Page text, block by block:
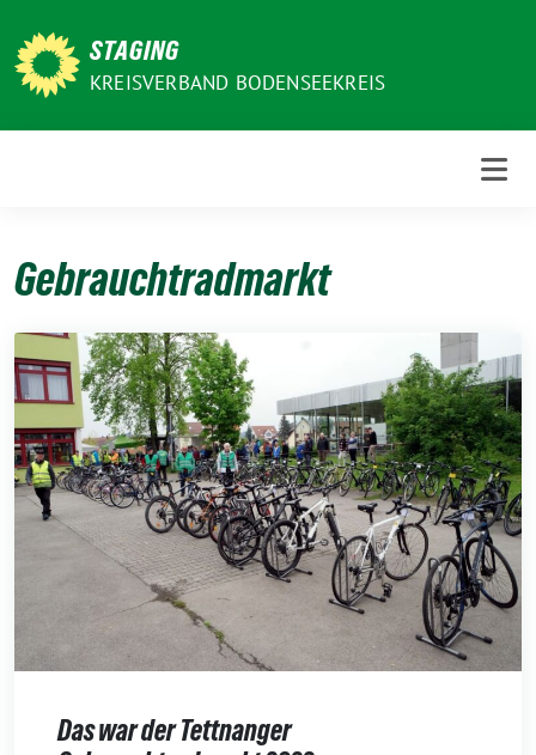
zum
Inhalt
STAGING
KREISVERBAND BODENSEEKREIS
Gebrauchtradmarkt
Das war der Tettnanger